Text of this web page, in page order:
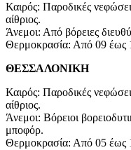
Καιρός: Παροδικές
αίθριος.
Άνεμοι: Από βόρειες
Θερμοκρασία: Από 09 έως
ΘΕΣΣΑΛΟΝΙΚΗ
Καιρός: Παροδικές
αίθριος.
Άνεμοι: Βόρειοι
μποφόρ.
Θερμοκρασία: Από 05 έως